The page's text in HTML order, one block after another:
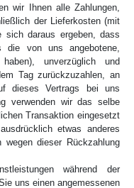
wir Ihnen alle Zahlungen,
der Lieferkosten (mit
sich daraus ergeben, dass
von uns angebotene,
unverzüglich und
Tag zurückzuzahlen, an
dieses Vertrags bei uns
verwenden wir das selbe
Transaktion eingesetzt
etwas anderes
dieser Rückzahlung
während der
uns einen angemessenen